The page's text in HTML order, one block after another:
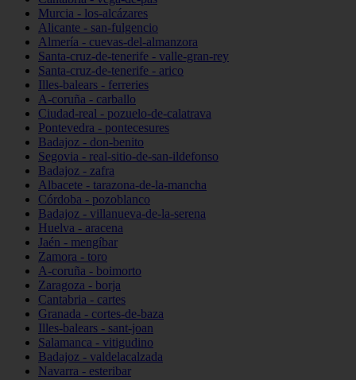
Murcia - los-alcázares
Alicante - san-fulgencio
Almería - cuevas-del-almanzora
Santa-cruz-de-tenerife - valle-gran-rey
Santa-cruz-de-tenerife - arico
Illes-balears - ferreries
A-coruña - carballo
Ciudad-real - pozuelo-de-calatrava
Pontevedra - pontecesures
Badajoz - don-benito
Segovia - real-sitio-de-san-ildefonso
Badajoz - zafra
Albacete - tarazona-de-la-mancha
Córdoba - pozoblanco
Badajoz - villanueva-de-la-serena
Huelva - aracena
Jaén - mengíbar
Zamora - toro
A-coruña - boimorto
Zaragoza - borja
Cantabria - cartes
Granada - cortes-de-baza
Illes-balears - sant-joan
Salamanca - vitigudino
Badajoz - valdelacalzada
Navarra - esteribar